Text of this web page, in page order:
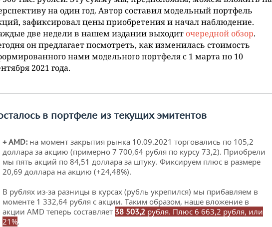
на один год. Автор составил модельный портфель
зафиксировал цены приобретения и начал наблюдение.
две недели в нашем издании выходит очередной обзор.
он предлагает посмотреть, как изменилась стоимость
нами модельного портфеля с 1 марта по 10
2021 года.
в портфеле из текущих эмитентов
+ AMD: на момент закрытия рынка 10.09.2021 торговались по 105,2
доллара за акцию (примерно 7 700,64 рубля по курсу 73,2). Приобрели
мы пять акций по 84,51 доллара за штуку. Фиксируем плюс в размере
20,69 доллара на акцию (+24,48%).
В рублях из-за разницы в курсах (рубль укрепился) мы прибавляем в
моменте 1 332,64 рубля с акции. Таким образом, наше вложение в
акции AMD теперь составляет 38 503,2 рубля. Плюс 6 663,2 рубля, или
21%.